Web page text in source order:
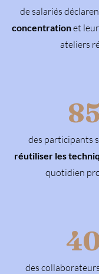
de salariés
concentrationet
ateliers
des participants
réutiliser les
quotidien
des